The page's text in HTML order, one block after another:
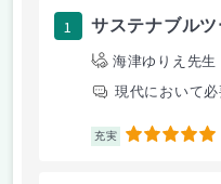
1 サステナブル
海津ゆりえ先生
現代において
充実 5